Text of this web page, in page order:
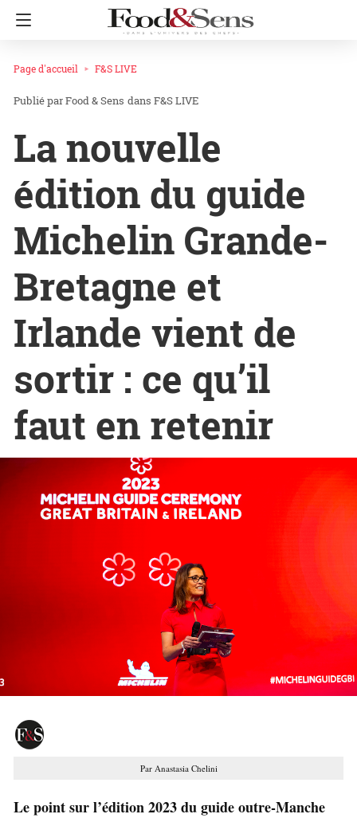
Page d'accueil F&S LIVE
Food & Sens dans F&S LIVE
La nouvelle
édition du guide
Michelin Grande-
Bretagne et
Irlande vient de
sortir : ce qu’il
faut en retenir
Par Anastasia Chelini
Le point sur l’édition 2023 du guide outre-Manche